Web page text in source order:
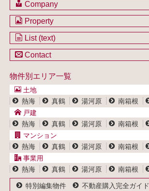
Company
会社のご案内
不動産を購入したい方
不動産を売却したい方
不動産買取システム
Property
土地一覧
戸建一覧
マンション一覧
事業用物件一覧
List (text)
土地一覧
マンション一覧
事業用物件一覧
Contact
ブログ
プライバシーポリシー
サイトポリシー
物件別エリア一覧
土地
熱海
真鶴 湯河原 南箱根
戸建
熱海
真鶴 湯河原 南箱根
マンション
熱海
真鶴 湯河原 南箱根
事業用
熱海
真鶴 湯河原 南箱根
特別編集物件 不動産購入完全ガイド